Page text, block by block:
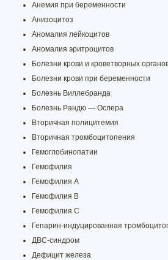
Анемия при беременности
Анизоцитоз
Аномалия лейкоцитов
Аномалия эритроцитов
Болезни крови и кроветворных
Болезни крови при беременности
Болезнь Виллебранда
Болезнь Рандю — Ослера
Вторичная полицитемия
Вторичная тромбоцитопения
Гемоглобинопатии
Гемофилия
Гемофилия A
Гемофилия B
Гемофилия C
Гепарин-индуцированная
ДВС-синдром
Дефицит железа